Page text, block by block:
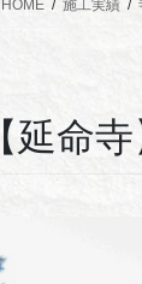
HOME 施工実績
【延命